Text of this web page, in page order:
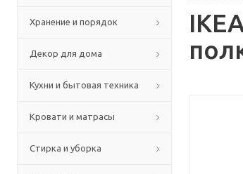
Хранение и порядок
Декор для дома
Кухни и бытовая техника
Кровати и матрасы
Стирка и уборка